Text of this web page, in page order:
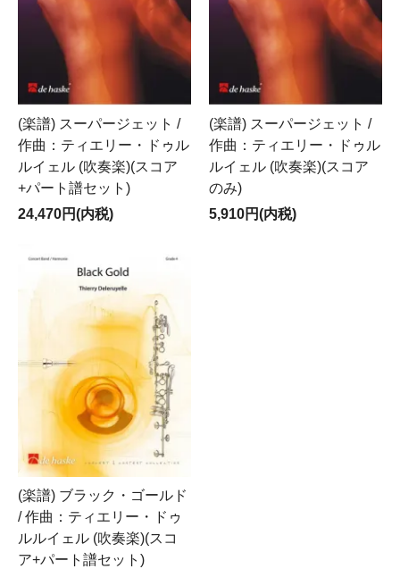
(楽譜) スーパージェット /
作曲：ティエリー・ドゥル
ルイェル (吹奏楽)(スコア
+パート譜セット)
24,470円(内税)
(楽譜) スーパージェット /
作曲：ティエリー・ドゥル
ルイェル (吹奏楽)(スコア
のみ)
5,910円(内税)
(楽譜) ブラック・ゴールド
/ 作曲：ティエリー・ドゥ
ルルイェル (吹奏楽)(スコ
ア+パート譜セット)